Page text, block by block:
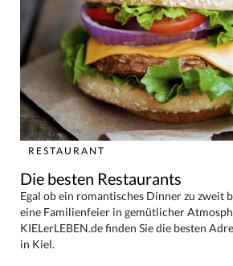
RESTAURANT
Die besten Restaurants
Egal ob ein romantisches Dinner zu zweit
eine Familienfeier in gemütlicher
KIELerLEBEN.de finden Sie die besten
in Kiel.